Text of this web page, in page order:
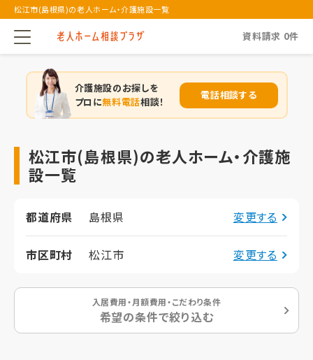
松江市(島根県)の老人ホーム・介護施設一覧
資料請求 0件
介護施設のお探しを
プロに無料電話相談！
電話相談する
松江市(島根県)の老人ホーム・介護施
設一覧
都道府県 島根県 変更する
市区町村 松江市 変更する
入居費用・月額費用・こだわり条件
希望の条件で絞り込む